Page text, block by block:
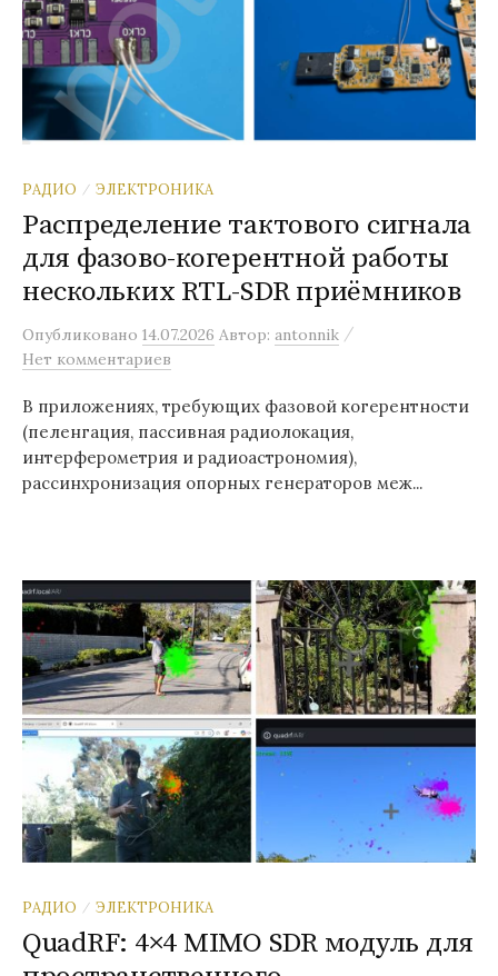
РАДИО / ЭЛЕКТРОНИКА
Распределение тактового сигнала
для фазово-когерентной работы
нескольких RTL-SDR приёмников
Опубликовано 14.07.2026 Автор: antonnik /
Нет комментариев
В приложениях, требующих фазовой когерентности
(пеленгация, пассивная радиолокация,
интерферометрия и радиоастрономия),
рассинхронизация опорных генераторов меж...
РАДИО / ЭЛЕКТРОНИКА
QuadRF: 4×4 MIMO SDR модуль для